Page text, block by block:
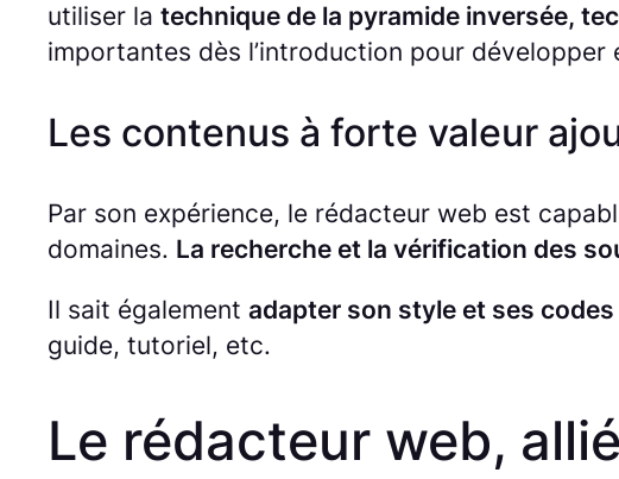
utiliser la technique de la pyramide inversée,
importantes dès l’introduction pour développer
Les contenus à forte valeur
Par son expérience, le rédacteur web est
domaines. La recherche et la vérification des
Il sait également adapter son style et ses
guide, tutoriel, etc.
Le rédacteur web,